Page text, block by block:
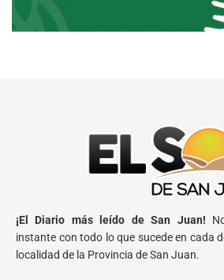
¡El Diario más leído de San Juan!
instante con todo lo que sucede en cada